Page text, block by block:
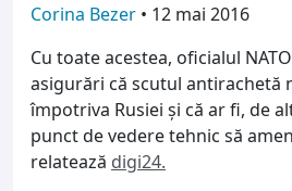
Corina Bezer • 12 mai 2016
Cu toate acestea, oficialul
asigurări că scutul antirachetă
împotriva Rusiei și că ar fi, de
punct de vedere tehnic să
relatează digi24.